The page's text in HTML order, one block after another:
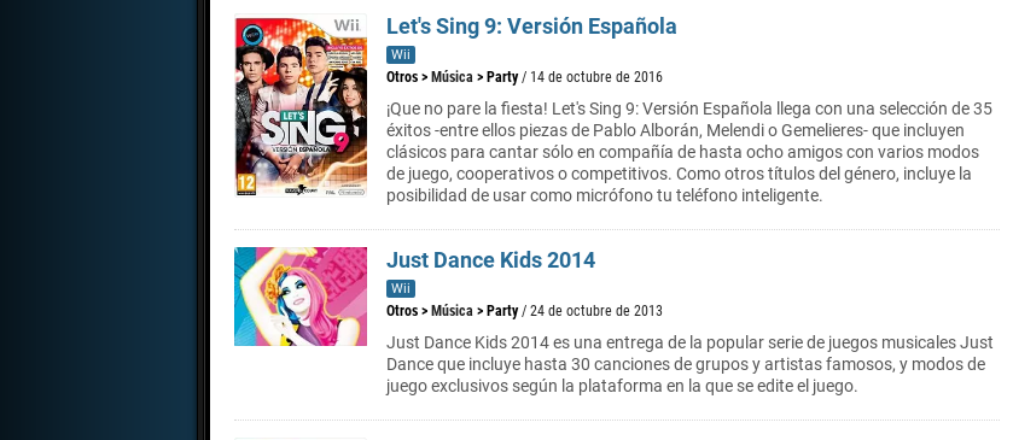
Let's Sing 9: Versión Española
Wii
Otros > Música > Party / 14 de octubre de 2016
¡Que no pare la fiesta! Let's Sing 9: Versión Española llega con una selección de 35
éxitos -entre ellos piezas de Pablo Alborán, Melendi o Gemelieres- que incluyen
clásicos para cantar sólo en compañía de hasta ocho amigos con varios modos
de juego, cooperativos o competitivos. Como otros títulos del género, incluye la
posibilidad de usar como micrófono tu teléfono inteligente.
Just Dance Kids 2014
Wii
Otros > Música > Party / 24 de octubre de 2013
Just Dance Kids 2014 es una entrega de la popular serie de juegos musicales Just
Dance que incluye hasta 30 canciones de grupos y artistas famosos, y modos de
juego exclusivos según la plataforma en la que se edite el juego.